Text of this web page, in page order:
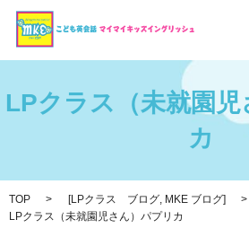
LPクラス（未就園児
カ
TOP [LPクラス ブログ, MKE ブログ]
LPクラス（未就園児さん）パプリカ